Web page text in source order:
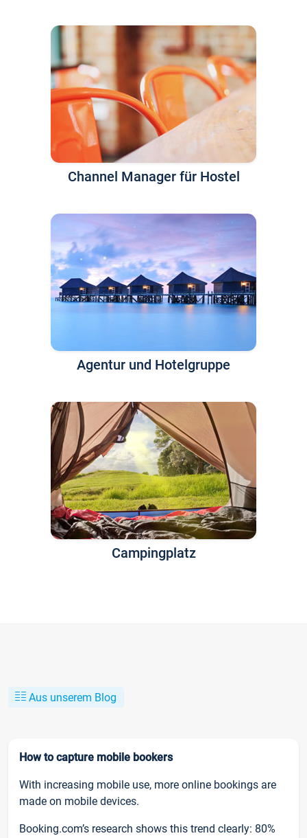
Channel Manager für Hostel
Agentur und Hotelgruppe
Campingplatz
Aus unserem Blog
How to capture mobile bookers
With increasing mobile use, more online bookings are
made on mobile devices.
Booking.com’s research shows this trend clearly: 80%